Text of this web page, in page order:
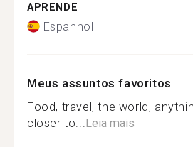
APRENDE
Espanhol
Meus assuntos favoritos
Food, travel, the world,
closer to... Leia mais